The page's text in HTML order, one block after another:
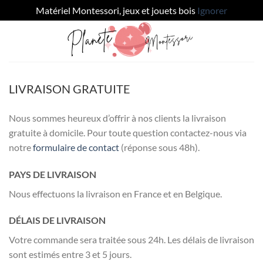
Matériel Montessori, jeux et jouets bois Ignorer
LIVRAISON GRATUITE
Nous sommes heureux d’offrir à nos clients la livraison
gratuite à domicile. Pour toute question contactez-nous via
notreformulaire de contact (réponse sous 48h).
PAYS DE LIVRAISON
Nous effectuons la livraison en France et en Belgique.
DÉLAIS DE LIVRAISON
Votre commande sera traitée sous 24h. Les délais de livraison
sont estimés entre 3 et 5 jours.